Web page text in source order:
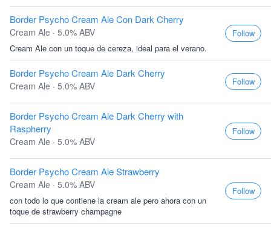
Border Psycho Cream Ale Con Dark Cherry
Cream Ale · 5.0% ABV
Cream Ale con un toque de cereza, ideal para el verano.
Follow
Border Psycho Cream Ale Dark Cherry
Cream Ale · 5.0% ABV Follow
Border Psycho Cream Ale Dark Cherry with
Raspherry
Cream Ale · 5.0% ABV
Follow
Border Psycho Cream Ale Strawberry
Cream Ale · 5.0% ABV
con todo lo que contiene la cream ale pero ahora con un
toque de strawberry champagne
Follow